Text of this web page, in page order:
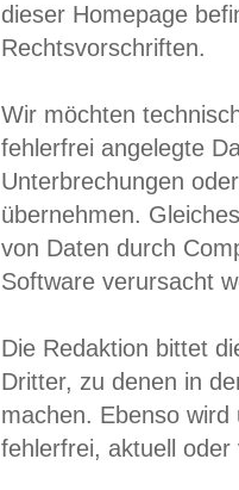
dieser Homepage
Rechtsvorschriften.
Wir möchten
fehlerfrei angelegte
Unterbrechungen
übernehmen.
von Daten durch
Software verursacht
Die Redaktion bittet
Dritter, zu denen in
machen. Ebenso
fehlerfrei, aktuell oder